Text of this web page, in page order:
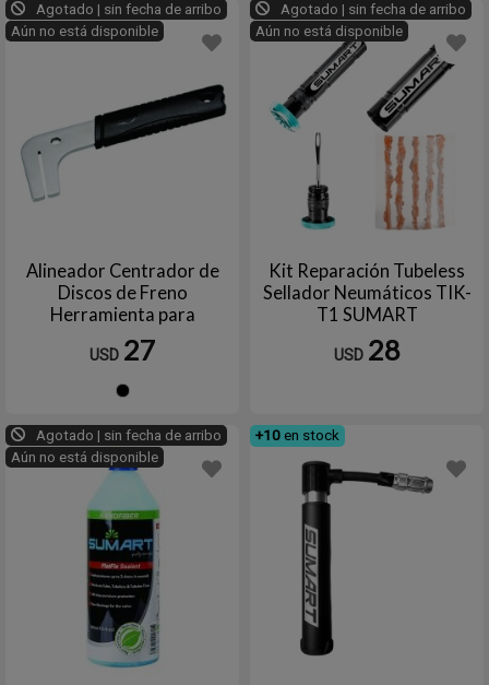
Agotado | sin fecha de arribo
Aún no está disponible
Alineador Centrador de
Discos de Freno
Herramienta para
Bicicletas SUMART TOOLS
USD 27
Agotado | sin fecha de arribo
Aún no está disponible
Kit Reparación Tubeless
Sellador Neumáticos TIK-
T1 SUMART
USD 28
Agotado | sin fecha de arribo
Aún no está disponible
+10 en stock